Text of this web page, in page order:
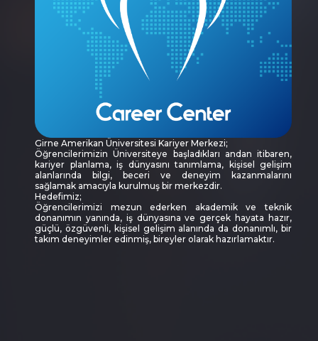
Girne Amerikan Üniversitesi Kariyer Merkezi;
Öğrencilerimizin Üniversiteye başladıkları andan itibaren,
kariyer planlama, iş dünyasını tanımlama, kişisel gelişim
alanlarında bilgi, beceri ve deneyim kazanmalarını
sağlamak amacıyla kurulmuş bir merkezdir.
Hedefimiz;
Öğrencilerimizi mezun ederken akademik ve teknik
donanımın yanında, iş dünyasına ve gerçek hayata hazır,
güçlü, özgüvenli, kişisel gelişim alanında da donanımlı, bir
takım deneyimler edinmiş, bireyler olarak hazırlamaktır.